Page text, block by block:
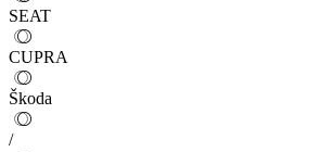
SEAT
CUPRA
Škoda
/